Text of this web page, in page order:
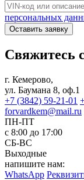
персональных
Оставить заявку
Свяжитесь
г. Кемерово,
ул. Баумана 8, оф.1
+7 (3842) 59-21-01
forvardkem@mail.ru
ПН-ПТ
с 8:00 до 17:00
СБ-ВС
Выходные
напишите нам:
WhatsApp